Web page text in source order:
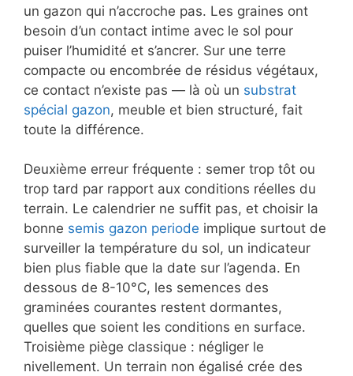
un gazon qui n’accroche pas. Les graines ont
besoin d’un contact intime avec le sol pour
puiser l’humidité et s’ancrer. Sur une terre
compacte ou encombrée de résidus végétaux,
ce contact n’existe pas — là où un substrat
spécial gazon, meuble et bien structuré, fait
toute la différence.
Deuxième erreur fréquente : semer trop tôt ou
trop tard par rapport aux conditions réelles du
terrain. Le calendrier ne suffit pas, et choisir la
bonne semis gazon periode implique surtout de
surveiller la température du sol, un indicateur
bien plus fiable que la date sur l’agenda. En
dessous de 8-10°C, les semences des
graminées courantes restent dormantes,
quelles que soient les conditions en surface.
Troisième piège classique : négliger le
nivellement. Un terrain non égalisé crée des